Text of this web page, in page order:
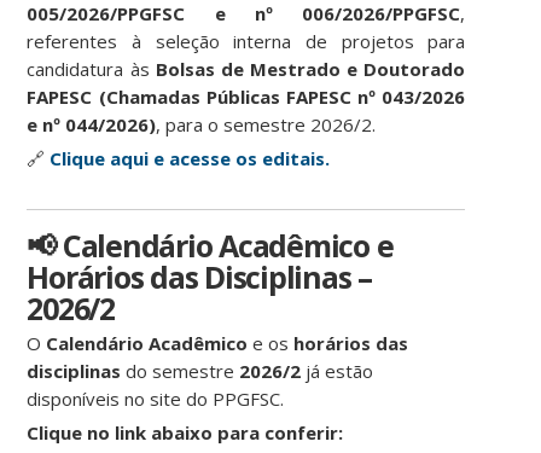
005/2026/PPGFSC e nº 006/2026/PPGFSC,
referentes à seleção interna de projetos para
candidatura às Bolsas de Mestrado e Doutorado
FAPESC (Chamadas Públicas FAPESC nº 043/2026
e nº 044/2026), para o semestre 2026/2.
🔗 Clique aqui e acesse os editais.
📢 Calendário Acadêmico e
Horários das Disciplinas –
2026/2
O Calendário Acadêmico e os horários das
disciplinas do semestre 2026/2 já estão
disponíveis no site do PPGFSC.
Clique no link abaixo para conferir: